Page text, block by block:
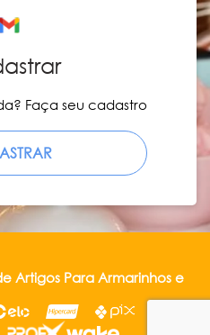
Faça seu cadastro
Artigos Para Armarinhos e